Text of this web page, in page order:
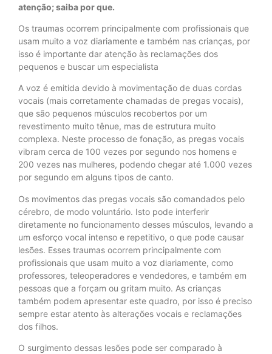
atenção; saiba por que.
Os traumas ocorrem principalmente com profissionais que
usam muito a voz diariamente e também nas crianças, por
isso é importante dar atenção às reclamações dos
pequenos e buscar um especialista
A voz é emitida devido à movimentação de duas cordas
vocais (mais corretamente chamadas de pregas vocais),
que são pequenos músculos recobertos por um
revestimento muito tênue, mas de estrutura muito
complexa. Neste processo de fonação, as pregas vocais
vibram cerca de 100 vezes por segundo nos homens e
200 vezes nas mulheres, podendo chegar até 1.000 vezes
por segundo em alguns tipos de canto.
Os movimentos das pregas vocais são comandados pelo
cérebro, de modo voluntário. Isto pode interferir
diretamente no funcionamento desses músculos, levando a
um esforço vocal intenso e repetitivo, o que pode causar
lesões. Esses traumas ocorrem principalmente com
profissionais que usam muito a voz diariamente, como
professores, teleoperadores e vendedores, e também em
pessoas que a forçam ou gritam muito. As crianças
também podem apresentar este quadro, por isso é preciso
sempre estar atento às alterações vocais e reclamações
dos filhos.
O surgimento dessas lesões pode ser comparado à